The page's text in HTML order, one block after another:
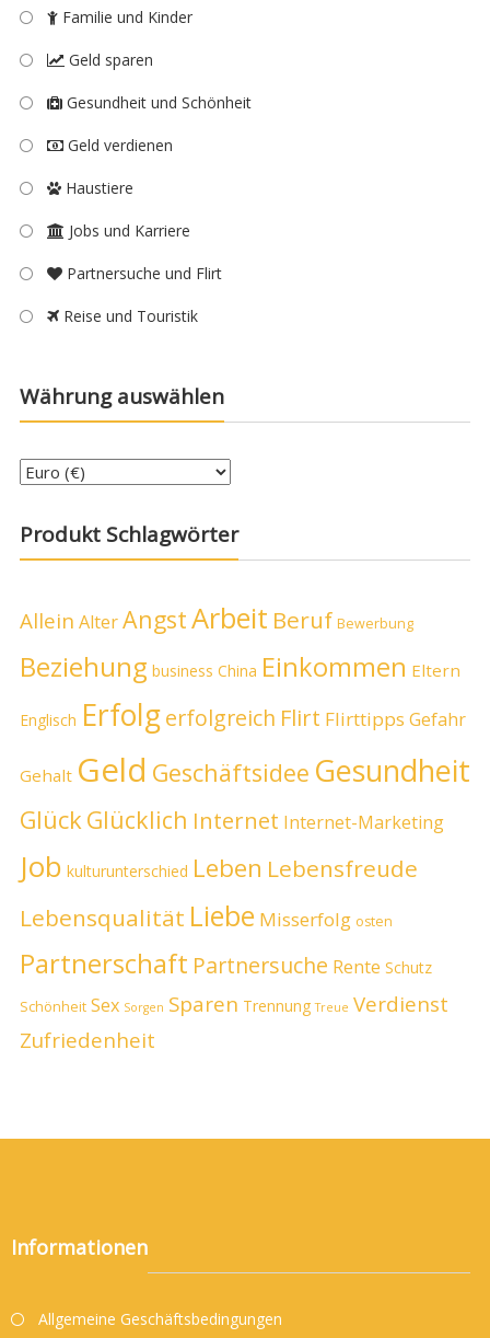
Familie und Kinder
Geld sparen
Gesundheit und Schönheit
Geld verdienen
Haustiere
Jobs und Karriere
Partnersuche und Flirt
Reise und Touristik
Währung auswählen
Produkt Schlagwörter
Allein AlterAngstArbeit Beruf Bewerbung
Beziehung business China Einkommen Eltern
Englisch Erfolgerfolgreich Flirt Flirttipps Gefahr
Gehalt Geld Geschäftsidee Gesundheit
GlückGlücklich Internet Internet-Marketing
Job kulturunterschied Leben Lebensfreude
Lebensqualität Liebe Misserfolg osten
Partnerschaft Partnersuche Rente Schutz
Schönheit Sex Sorgen Sparen Trennung Treue Verdienst
Zufriedenheit
Informationen
Allgemeine Geschäftsbedingungen